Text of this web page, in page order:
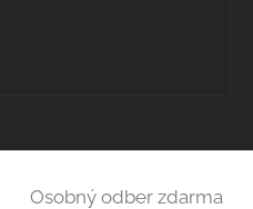
Osobný odber zdarma